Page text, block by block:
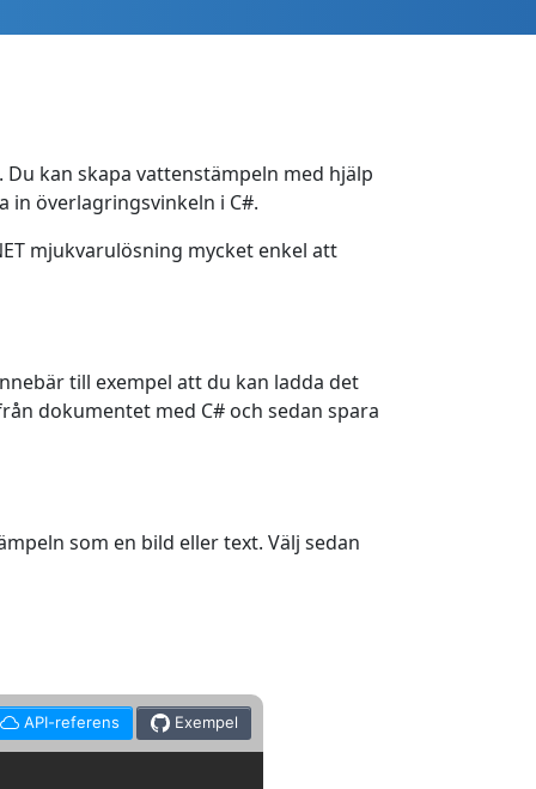
kan skapa vattenstämpeln med hjälp
in överlagringsvinkeln i C#.
mjukvarulösning mycket enkel att
till exempel att du kan ladda det
dokumentet med C# och sedan spara
som en bild eller text. Välj sedan
API-referens Exempel